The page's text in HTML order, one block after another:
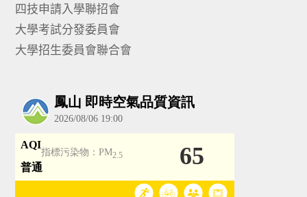
四技申請入學聯招會
大學考試分發委員會
大學招生委員會聯合會